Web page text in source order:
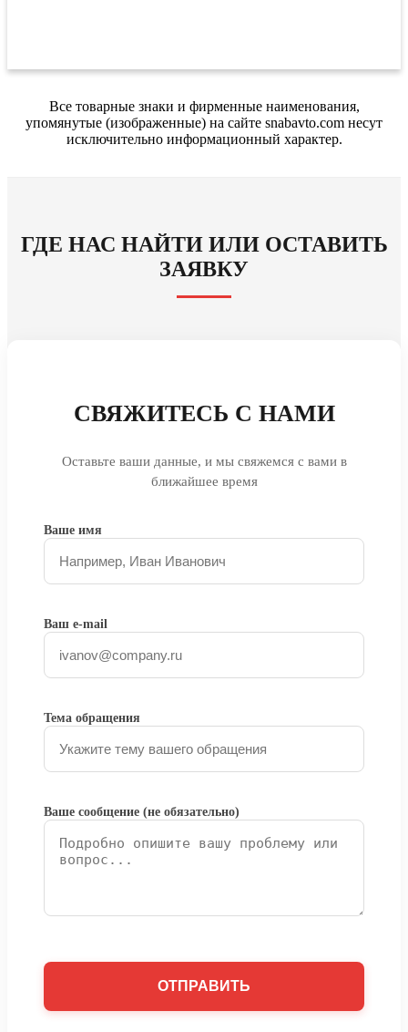
Все товарные знаки и фирменные наименования,
упомянутые (изображенные) на сайте snabavto.com несут
исключительно информационный характер.
ГДЕ НАС НАЙТИ ИЛИ ОСТАВИТЬ
ЗАЯВКУ
СВЯЖИТЕСЬ С НАМИ
Оставьте ваши данные, и мы свяжемся с вами в
ближайшее время
Ваше имя
Ваш e-mail
Тема обращения
Ваше сообщение (не обязательно)